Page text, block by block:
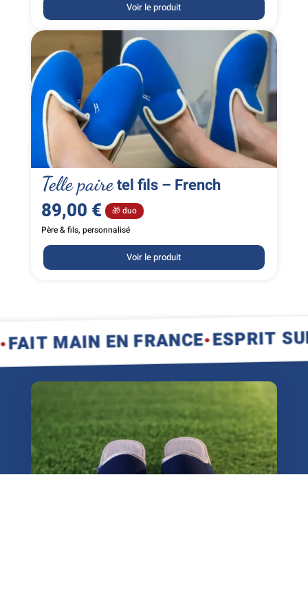
Voir le produit
Telle pairetel fils – French
89,00 €
🎁 duo
Père & fils, personnalisé
Voir le produit
EN FRANCE·ESPRIT SUD-